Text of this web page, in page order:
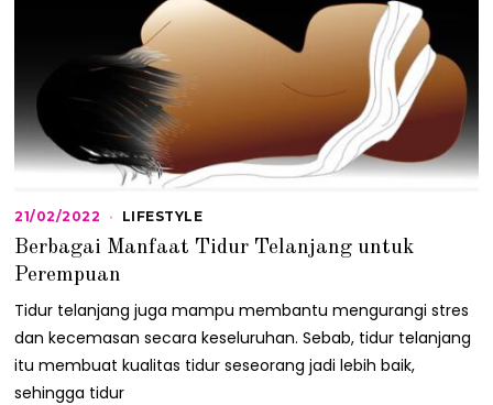
21/02/2022
0
/
0
2
LIFESTYLE
Berbagai Manfaat Tidur Telanjang untuk
Perempuan
Tidur telanjang juga mampu membantu mengurangi stres
dan kecemasan secara keseluruhan. Sebab, tidur telanjang
itu membuat kualitas tidur seseorang jadi lebih baik,
sehingga tidur